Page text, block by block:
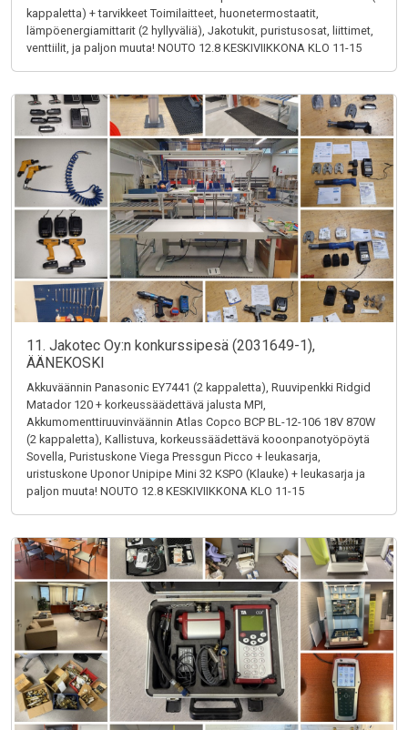
kappaletta) + tarvikkeet Toimilaitteet, huonetermostaatit,
lämpöenergiamittarit (2 hyllyväliä), Jakotukit, puristusosat, liittimet,
venttiilit, ja paljon muuta! NOUTO 12.8 KESKIVIIKKONA KLO 11-15
11. Jakotec Oy:n konkurssipesä (2031649-1),
ÄÄNEKOSKI
Akkuväännin Panasonic EY7441 (2 kappaletta), Ruuvipenkki Ridgid
Matador 120 + korkeussäädettävä jalusta MPI,
Akkumomenttiruuvinväännin Atlas Copco BCP BL-12-106 18V 870W
(2 kappaletta), Kallistuva, korkeussäädettävä kooonpanotyöpöytä
Sovella, Puristuskone Viega Pressgun Picco + leukasarja,
uristuskone Uponor Unipipe Mini 32 KSPO (Klauke) + leukasarja ja
paljon muuta! NOUTO 12.8 KESKIVIIKKONA KLO 11-15